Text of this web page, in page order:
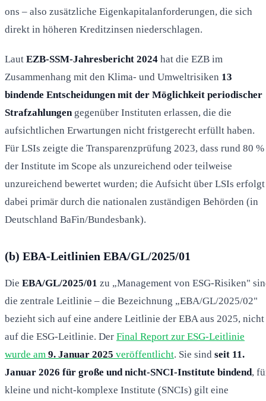
ons – also zusätzliche Eigenkapitalanforderungen, die sich
direkt in höheren Kreditzinsen niederschlagen.
Laut EZB-SSM-Jahresbericht 2024 hat die EZB im
Zusammenhang mit den Klima- und Umweltrisiken 13
bindende Entscheidungen mit der Möglichkeit periodischer
Strafzahlungengegenüber Instituten erlassen, die die
aufsichtlichen Erwartungen nicht fristgerecht erfüllt haben.
Für LSIs zeigte die Transparenzprüfung 2023, dass rund 80 %
der Institute im Scope als unzureichend oder teilweise
unzureichend bewertet wurden; die Aufsicht über LSIs erfolgt
dabei primär durch die nationalen zuständigen Behörden (in
Deutschland BaFin/Bundesbank).
(b) EBA-Leitlinien EBA/GL/2025/01
Die EBA/GL/2025/01 zu „Management von ESG-Risiken"
die zentrale Leitlinie – die Bezeichnung „EBA/GL/2025/02"
bezieht sich auf eine andere Leitlinie der EBA aus 2025, nicht
auf die ESG-Leitlinie. Der Final Report zur ESG-Leitlinie
wurde am 9. Januar 2025 veröffentlicht. Sie sind seit 11.
Januar 2026 für große und nicht-SNCI-Institute bindend,
kleine und nicht-komplexe Institute (SNCIs) gilt eine